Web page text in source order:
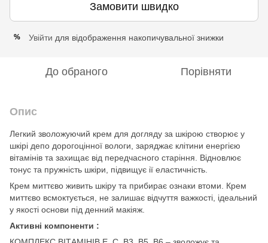
Замовити швидко
% Увійти для відображення накопичувальної знижки
До обраного Порівняти
Опис
Легкий зволожуючий крем для догляду за шкірою створює у
шкірі депо дорогоцінної вологи, заряджає клітини енергією
вітамінів та захищає від передчасного старіння. Відновлює
тонус та пружність шкіри, підвищує ії еластичність.
Крем миттєво живить шкіру та прибирає ознаки втоми. Крем
миттєво всмоктується, не залишає відчуття важкості, ідеальний
у якості основи під денний макіяж.
Активні компоненти :